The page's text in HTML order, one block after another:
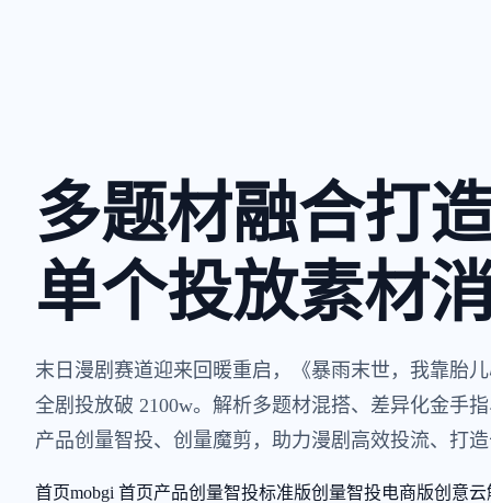
多题材融合打
单个投放素材
末日漫剧赛道迎来回暖重启，《暴雨末世，我靠胎
全剧投放破 2100w。解析多题材混搭、差异化金手
产品创量智投、创量魔剪，助力漫剧高效投流、打
首页mobgi 首页产品创量智投标准版创量智投电商版创意云